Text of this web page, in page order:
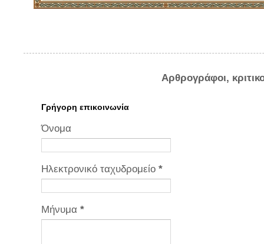
Αρθρογράφοι,
Γρήγορη επικοινωνία
Όνομα
Ηλεκτρονικό ταχυδρομείο *
Μήνυμα *